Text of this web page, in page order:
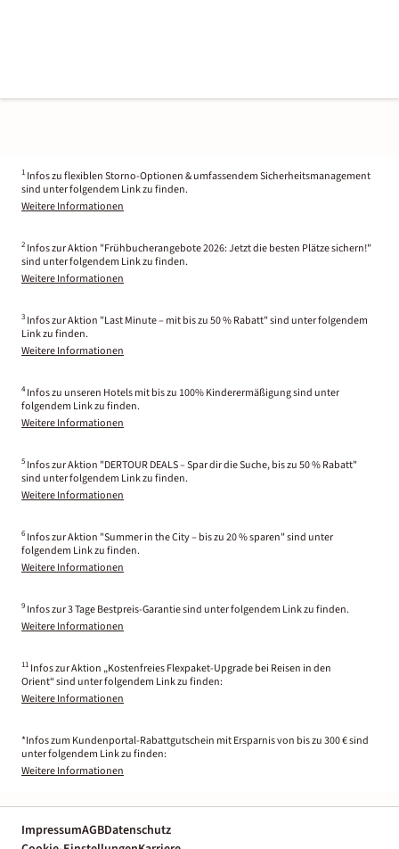
1 Infos zu flexiblen Storno-Optionen & umfassendem Sicherheitsmanagement
sind unter folgendem Link zu finden.
Weitere Informationen
2 Infos zur Aktion "Frühbucherangebote 2026: Jetzt die besten Plätze sichern!"
sind unter folgendem Link zu finden.
Weitere Informationen
3 Infos zur Aktion "Last Minute – mit bis zu 50 % Rabatt" sind unter folgendem
Link zu finden.
Weitere Informationen
4 Infos zu unseren Hotels mit bis zu 100% Kinderermäßigung sind unter
folgendem Link zu finden.
Weitere Informationen
5 Infos zur Aktion "DERTOUR DEALS – Spar dir die Suche, bis zu 50 % Rabatt"
sind unter folgendem Link zu finden.
Weitere Informationen
6 Infos zur Aktion "Summer in the City – bis zu 20 % sparen" sind unter
folgendem Link zu finden.
Weitere Informationen
9 Infos zur 3 Tage Bestpreis-Garantie sind unter folgendem Link zu finden.
Weitere Informationen
11 Infos zur Aktion „Kostenfreies Flexpaket-Upgrade bei Reisen in den
Orient“ sind unter folgendem Link zu finden:
Weitere Informationen
*Infos zum Kundenportal-Rabattgutschein mit Ersparnis von bis zu 300 € sind
unter folgendem Link zu finden:
Weitere Informationen
ImpressumAGBDatenschutz